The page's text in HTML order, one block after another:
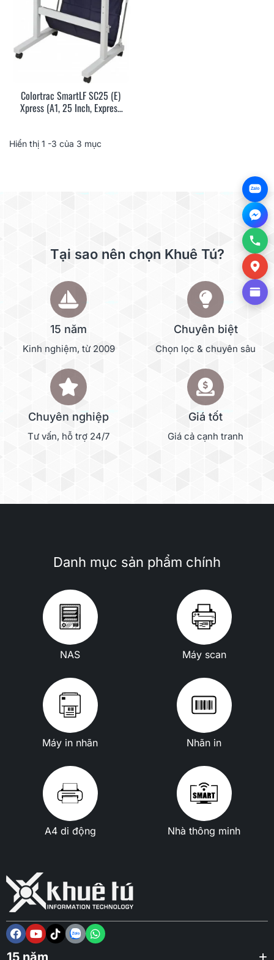
Colortrac SmartLF SC25 (e)
Xpress (A1, 25 Inch, Express
Hiển thị 1 -3 của 3 mục
Tại sao nên chọn Khuê Tú?
15 năm
Kinh nghiệm, từ 2009
Chuyên biệt
Chọn lọc & chuyên sâu
Chuyên nghiệp
Tư vấn, hỗ trợ 24/7
Giá tốt
Giá cả cạnh tranh
Danh mục sản phẩm chính
NAS Máy scan
Máy in nhãn Nhãn in
A4 di động Nhà thông minh
15 năm
Zalo